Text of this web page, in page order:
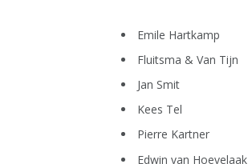
Emile Hartkamp
Fluitsma & Van Tijn
Jan Smit
Kees Tel
Pierre Kartner
Edwin van Hoevelaak